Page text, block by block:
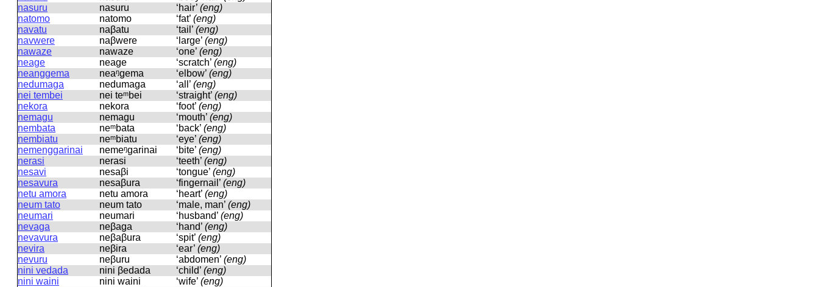
nasuru
nasuru ‘hair’ (eng)
natomo
natomo ‘fat’ (eng)
navatu
naβatu ‘tail’ (eng)
navwere
naβwere ‘large’ (eng)
nawaze
nawaze ‘one’ (eng)
neage
neaɡe ‘scratch’ (eng)
neanggema
neaᵑɡema ‘elbow’ (eng)
nedumaga
nedumaɡa ‘all’ (eng)
nei tembei
nei teᵐbei ‘straight’ (eng)
nekora
nekora ‘foot’ (eng)
nemagu
nemaɡu ‘mouth’ (eng)
nembata
neᵐbata ‘back’ (eng)
nembiatu
neᵐbiatu ‘eye’ (eng)
nemenggarinai
nemeᵑɡarinai ‘bite’ (eng)
nerasi
nerasi ‘teeth’ (eng)
nesavi
nesaβi ‘tongue’ (eng)
nesavura
nesaβura ‘fingernail’ (eng)
netu amora
netu amora ‘heart’ (eng)
neum tato
neum tato ‘male, man’ (eng)
neumari
neumari ‘husband’ (eng)
nevaga
neβaɡa ‘hand’ (eng)
nevavura
neβaβura ‘spit’ (eng)
nevira
neβira ‘ear’ (eng)
nevuru
neβuru ‘abdomen’ (eng)
nini vedada
nini βedada ‘child’ (eng)
nini waini
nini waini ‘wife’ (eng)